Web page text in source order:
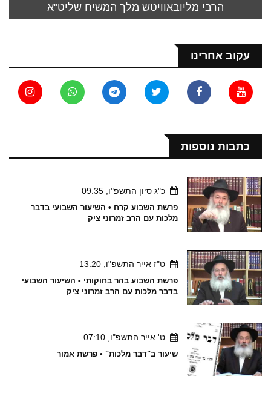
הרבי מליובאוויטש מלך המשיח שליט"א
עקוב אחרינו
כתבות נוספות
כ"ג סיון התשפ"ו, 09:35
פרשת השבוע קרח • השיעור השבועי בדבר
מלכות עם הרב זמרוני ציק
ט"ז אייר התשפ"ו, 13:20
פרשת השבוע בהר בחוקותי • השיעור השבועי
בדבר מלכות עם הרב זמרוני ציק
ט' אייר התשפ"ו, 07:10
שיעור ב"דבר מלכות" • פרשת אמור